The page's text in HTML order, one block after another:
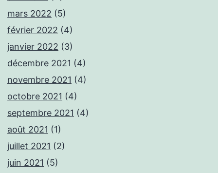
mars 2022 (5)
février 2022 (4)
janvier 2022 (3)
décembre 2021 (4)
novembre 2021 (4)
octobre 2021 (4)
septembre 2021 (4)
août 2021 (1)
juillet 2021 (2)
juin 2021 (5)